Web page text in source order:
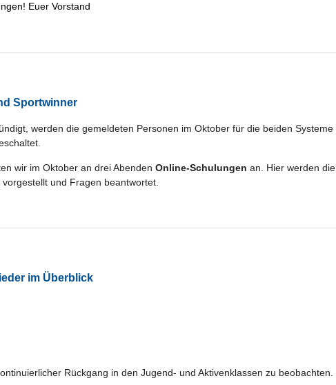
Euer Vorstand
Sportwinner
werden die gemeldeten Personen im Oktober für die beiden Systeme
wir im Oktober an drei Abenden Online-Schulungen an. Hier werden die
und Fragen beantwortet.
im Überblick
Rückgang in den Jugend- und Aktivenklassen zu beobachten.